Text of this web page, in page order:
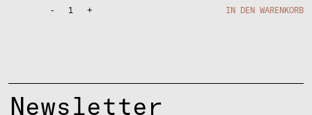
-
1 + IN DEN WARENKORB